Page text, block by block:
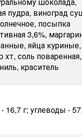
пудра, виноград
посыпка
3,6%,
яйца куриные,
хт, соль поваренная,
краситель
16,7 г; углеводы -